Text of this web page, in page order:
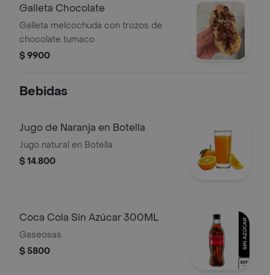
Galleta Chocolate
Galleta melcochuda con trozos de
chocolate tumaco
$ 9900
Bebidas
Jugo de Naranja en Botella
Jugo natural en Botella
$ 14.800
Coca Cola Sin Azúcar 300ML
Gaseosas
$ 5800